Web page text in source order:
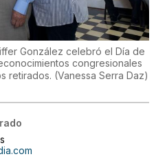
González celebró el Día de
congresionales
retirados. (Vanessa Serra Daz)